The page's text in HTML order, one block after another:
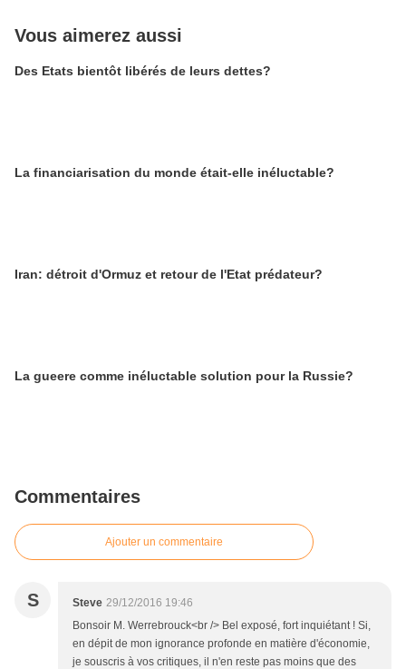
Vous aimerez aussi
Des Etats bientôt libérés de leurs dettes?
La financiarisation du monde était-elle inéluctable?
Iran: détroit d'Ormuz et retour de l'Etat prédateur?
La gueere comme inéluctable solution pour la Russie?
Commentaires
Ajouter un commentaire
S Steve 29/12/2016 19:46
Bonsoir M. Werrebrouck<br /> Bel exposé, fort inquiétant ! Si,
en dépit de mon ignorance profonde en matière d'économie,
je souscris à vos critiques, il n'en reste pas moins que des